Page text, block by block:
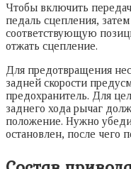
Чтобы включить
педаль сцепления,
соответствующую
отжать сцепление.
Для предотвращения
задней скорости
предохранитель. Для
заднего хода рычаг
положение. Нужно
остановлен, после чего